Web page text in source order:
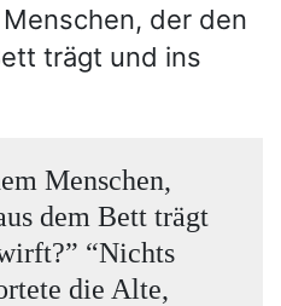
der den
trägt und ins
Menschen,
dem Bett trägt
“Nichts
die Alte,